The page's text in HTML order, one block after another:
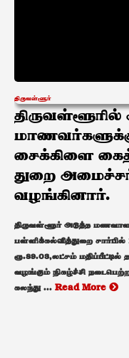
திருவள்ளூர்
சைக்கிளை
துறை
வழங்கினார்.
திருவள்ளூர் அடுத்த
பள்ளிக்கல்வித்துறை
ரூ.89.03,லட்சம்
வழங்கும் நிகழ்ச்சி
கலந்து ... Read More